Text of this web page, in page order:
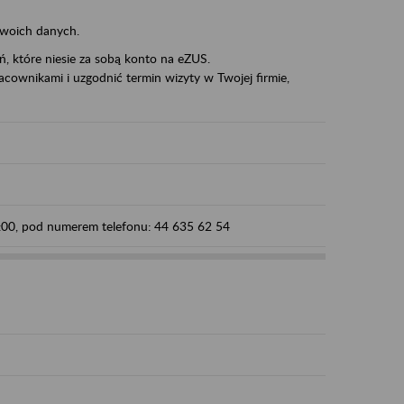
danych.
które niesie za sobą konto na eZUS.
i uzgodnić termin wizyty w Twojej firmie,
pod numerem telefonu: 44 635 62 54